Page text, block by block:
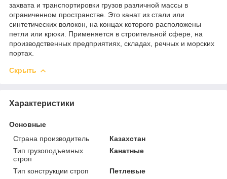
захвата и транспортировки грузов различной массы в
ограниченном пространстве. Это канат из стали или
синтетических волокон, на концах которого расположены
петли или крюки. Применяется в строительной сфере, на
производственных предприятиях, складах, речных и морских
портах.
Скрыть
Характеристики
Основные
Страна производитель
Казахстан
Тип грузоподъемных
строп
Канатные
Тип конструкции строп
Петлевые